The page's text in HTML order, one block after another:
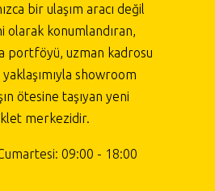
bir ulaşım aracı değil
olarak konumlandıran,
portföyü, uzman kadrosu
showroom
ötesine taşıyan yeni
merkezidir.
09:00 - 18:00